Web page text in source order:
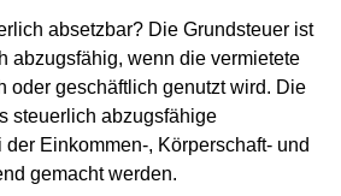
absetzbar? Die Grundsteuer ist
abzugsfähig, wenn die vermietete
oder geschäftlich genutzt wird. Die
steuerlich abzugsfähige
Einkommen-, Körperschaft- und
gemacht werden.